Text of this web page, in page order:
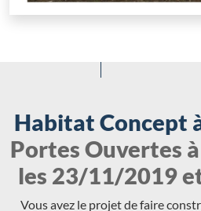
Habitat Concept
Portes Ouvertes
les 23/11/2019
Vous avez le projet de faire